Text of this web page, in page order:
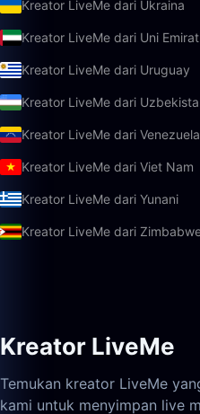
Kreator LiveMe dari Ukraina
Kreator LiveMe dari Uni
Kreator LiveMe dari Uruguay
Kreator LiveMe dari
Kreator LiveMe dari Venezuela
Kreator LiveMe dari Viet Nam
Kreator LiveMe dari Yunani
Kreator LiveMe dari
Kreator LiveMe
Temukan kreator LiveMe
kami untuk menyimpan live